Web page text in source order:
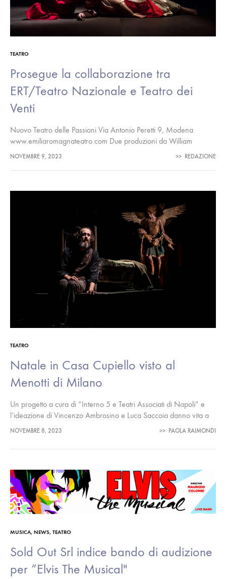
TEATRO
Prosegue la collaborazione tra
ERT/Teatro Nazionale e Teatro dei
Venti
Nuovo Teatro delle Passioni Via Antonio Peretti 9, Modena
www.emiliaromagnateatro.com Due produzioni da William
Shakespeare realizzate con gli attori-detenuti delle Carceri di
NOVEMBRE 9, 2023 >> REDAZIONE
TEATRO
Natale in Casa Cupiello visto al
Menotti di Milano
Un progetto a cura di “Interno 5 e Teatri Associati di Napoli” e
l’ideazione di Vincenzo Ambrosino e Luca Saccoia danno vita a
uno spettacolo particolarissimo che ha visto la…
NOVEMBRE 8, 2023 >> PAOLA RAIMONDI
MUSICA, NEWS, TEATRO
Sold Out Srl indice bando di audizione
per “Elvis The Musical"